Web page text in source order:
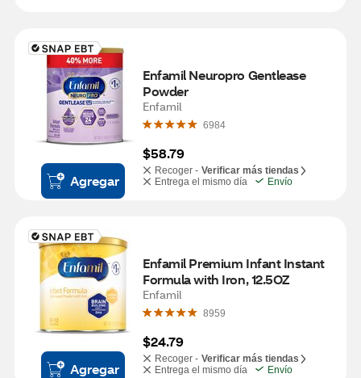
Agregar
Enfamil Neuropro Gentlease
Powder
Enfamil
6984
$58.79
Recoger - Verificar más tiendas
Entrega el mismo día
Envío
Agregar
Enfamil Premium Infant Instant
Formula with Iron, 12.5OZ
Enfamil
8959
$24.79
Recoger - Verificar más tiendas
Entrega el mismo día
Envío